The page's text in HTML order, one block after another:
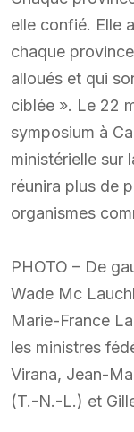
elle confié. Elle
chaque
alloués et qui
ciblée ». Le 22
symposium à
ministérielle sur
réunira plus de
organismes
PHOTO – De
Wade Mc
Marie-France
les ministres
Virana, Jean-
(T.-N.-L.) et